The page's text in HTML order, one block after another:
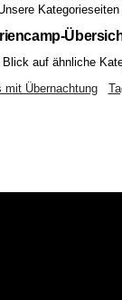
auf ähnliche
mit Übernachtung